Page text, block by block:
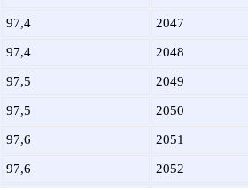
97,4 2047
97,4 2048
97,5 2049
97,5 2050
97,6 2051
97,6 2052